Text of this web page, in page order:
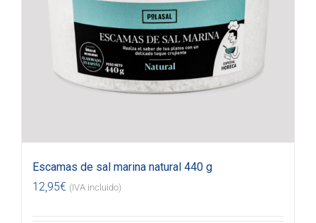
Escamas de sal marina natural 440 g
12,95€ (IVA incluido)